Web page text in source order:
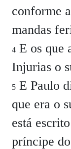
conforme
mandas
4 E os que
Injurias o
5 E Paulo
que era o
está
príncipe